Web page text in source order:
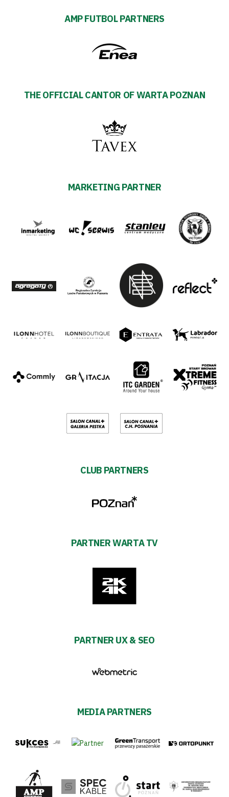
AMP FUTBOL PARTNERS
THE OFFICIAL CANTOR OF WARTA POZNAN
MARKETING PARTNER
CLUB PARTNERS
PARTNER WARTA TV
PARTNER UX & SEO
MEDIA PARTNERS